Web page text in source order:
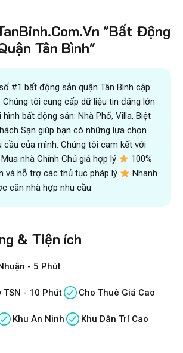
"Bất Động
Tân Bình"
#1 bất động sản quận Tân Bình cập
Chúng tôi cung cấp dữ liệu tin đăng lớn
bất động sản: Nhà Phố, Villa, Biệt
Sạn giúp bạn có những lựa chọn
cầu của mình. Chúng tôi cam kết với
Mua nhà Chính Chủ giá hợp lý
100%
và hỗ trợ các thủ tục pháp lý
Nhanh
căn nhà hợp nhu cầu.
& Tiện ích
- 5 Phút
TSN - 10 Phút Cho Thuê Giá Cao
Khu An Ninh Khu Dân Trí Cao